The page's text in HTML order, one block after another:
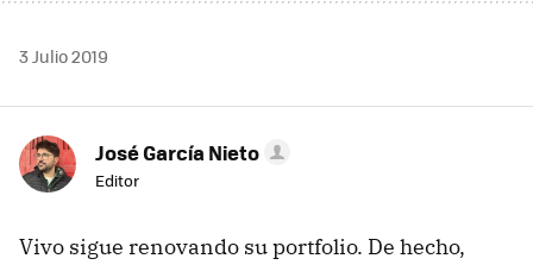
3 Julio 2019
José García Nieto
Editor
Vivo sigue renovando su portfolio. De hecho,